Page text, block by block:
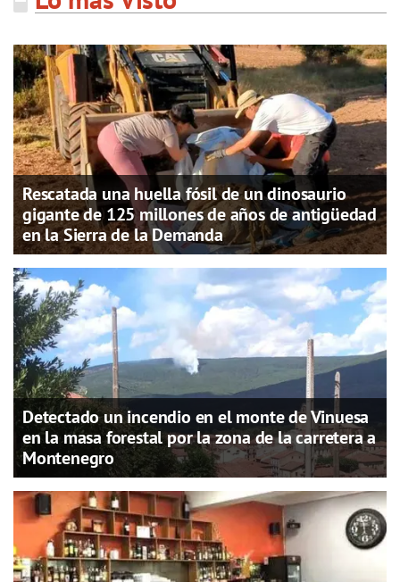
Rescatada una huella fósil de un dinosaurio
gigante de 125 millones de años de antigüedad
en la Sierra de la Demanda
Detectado un incendio en el monte de Vinuesa
en la masa forestal por la zona de la carretera a
Montenegro